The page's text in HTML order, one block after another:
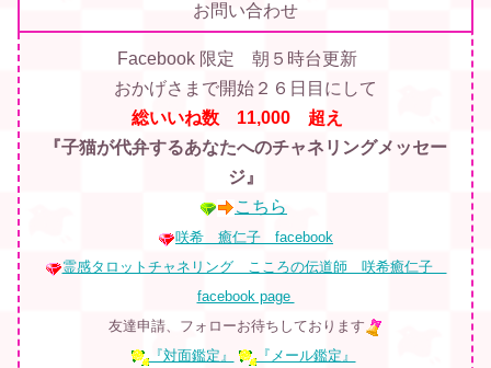
お問い合わせ
Facebook 限定 朝５時台更新
おかげさまで開始２６日目にして
総いいね数 11,000 超え
『子猫が代弁するあなたへのチャネリングメッセー
ジ』
こちら
咲希 癒仁子 facebook
霊感タロットチャネリング こころの伝道師 咲希癒仁子
facebook page
友達申請、フォローお待ちしております
『対面鑑定』
『メール鑑定』